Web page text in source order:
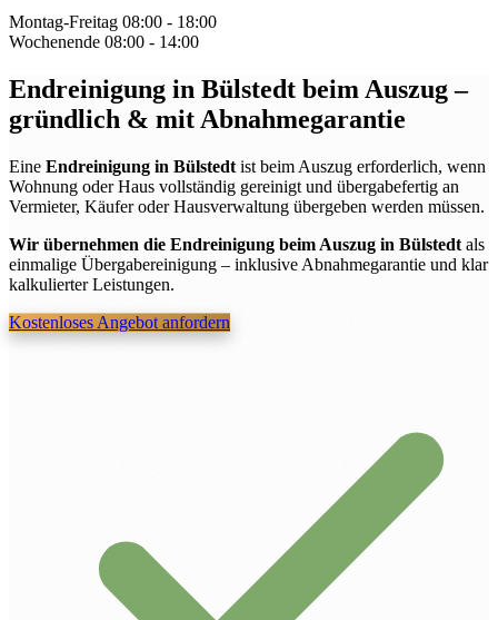
Montag-Freitag 08:00 - 18:00
Wochenende 08:00 - 14:00
Endreinigung in Bülstedt beim Auszug–
gründlich & mit Abnahmegarantie
Eine Endreinigung in Bülstedt ist beim Auszug erforderlich, wenn
Wohnung oder Haus vollständig gereinigt und übergabefertig an
Vermieter, Käufer oder Hausverwaltung übergeben werden müssen.
Wir übernehmen die Endreinigung beim Auszug in Bülstedt als
einmalige Übergabereinigung – inklusive Abnahmegarantie und klar
kalkulierter Leistungen.
Kostenloses Angebot anfordern